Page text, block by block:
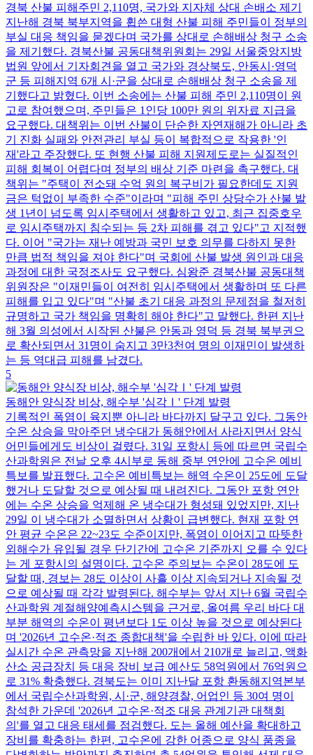
경북 산불 피해주민 2,110명, 국가와 지자체 상대 손배소 제기
지난해 경북 북부지역을 휩쓴 대형 산불 피해 주민들이 정부의
부실 대응 책임을 묻겠다며 국가를 상대로 손해배상 청구 소송
을 제기했다. 경북산불 공동대책위원회는 29일 서울중앙지방
법원 앞에서 기자회견을 열고 국가와 경상북도, 안동시·영덕
군 등 피해지역 6개 시·군을 상대로 손해배상 청구 소송을 제
기했다고 밝혔다. 이번 소송에는 산불 피해 주민 2,110명이 원
고로 참여했으며, 주민들은 1인당 100만 원의 위자료 지급을
요구했다. 대책위는 이번 산불이 단순한 자연재해가 아니라 초
기 진화 실패와 안전관리 부실 등이 복합적으로 작용한 '인
재'라고 주장했다. 또 현행 산불 피해 지원제도로는 실질적인
피해 회복이 어렵다며 정부의 배상 기준 마련을 촉구했다. 대
책위는 "주택이 전소돼 수억 원의 복구비가 필요한데도 지원
금은 턱없이 부족한 수준"이라며 "피해 주민 상당수가 산불 발
생 1년이 넘도록 임시주택에서 생활하고 있고, 최근 집중호우
로 임시주택까지 침수되는 등 2차 피해를 겪고 있다"고 지적했
다. 이어 "국가는 재난 예방과 국민 보호 의무를 다하지 못한
만큼 법적 책임을 져야 한다"며 국회에 산불 발생 원인과 대응
과정에 대한 국정조사도 요구했다. 심왕준 경북산불 공동대책
위원장은 "이재민들이 여전히 임시주택에서 생활하며 또 다른
피해를 입고 있다"며 "산불 초기 대응 과정의 문제점을 철저히
규명하고 국가 책임을 명확히 해야 한다"고 말했다. 한편 지난
해 3월 의성에서 시작된 산불은 안동과 영덕 등 경북 북부권으
로 확산되면서 31명이 숨지고 3만3천여 명의 이재민이 발생하
는 등 역대급 피해를 남겼다.
5
동해안 양식장 비상, 해수부 '심각Ⅰ' 단계 발령
기록적인 폭염이 육지뿐 아니라 바다까지 달구고 있다. 그동안
수온 상승을 막아주던 냉수대가 동해안에서 사라지면서 양식
어민들에게도 비상이 걸렸다. 31일 포항시 등에 따르면 국립수
산과학원은 전날 오후 4시부로 동해 중부 연안에 고수온 예비
특보를 발표했다. 고수온 예비특보는 해역 수온이 25도에 도달
했거나 도달할 것으로 예상될 때 내려진다. 그동안 포항 연안
에는 수온 상승을 억제해 온 냉수대가 형성돼 있었지만, 지난
29일 이 냉수대가 소멸하면서 상황이 급변했다. 현재 포항 연
안 평균 수온은 22~23도 수준이지만, 폭염이 이어지고 따뜻한
외해수가 유입될 경우 단기간에 고수온 기준까지 오를 수 있다
는 게 포항시의 설명이다. 고수온 주의보는 수온이 28도에 도
달할 때, 경보는 28도 이상이 사흘 이상 지속되거나 지속될 것
으로 예상될 때 각각 발령된다. 해수부는 앞서 지난 6월 국립수
산과학원 계절해양예측시스템을 근거로, 올여름 우리 바다 대
부분 해역의 수온이 평년보다 1도 이상 높을 것으로 예상된다
며 '2026년 고수온·적조 종합대책'을 수립한 바 있다. 이에 따라
실시간 수온 관측망을 지난해 200개에서 210개로 늘리고, 액화
산소 공급장치 등 대응 장비 보급 예산도 58억원에서 76억원으
로 31% 확충했다. 경북도는 이미 지난달 포항 환동해지역본부
에서 국립수산과학원, 시·군, 해양경찰, 어업인 등 30여 명이
참석한 가운데 '2026년 고수온·적조 대응 관계기관 대책회
의'를 열고 대응 태세를 점검했다. 도는 올해 예산을 확대하고
장비를 확충하는 한편, 고수온에 강한 어종으로 양식 품종을